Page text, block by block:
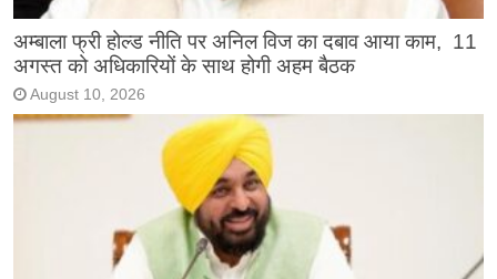
अम्बाला फ्री होल्ड नीति पर अनिल विज का दबाव आया काम, 11
अगस्त को अधिकारियों के साथ होगी अहम बैठक
August 10, 2026